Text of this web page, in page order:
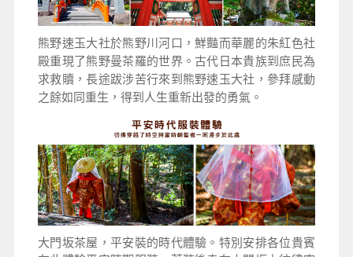
熊野速玉大社於熊野川河口，鮮豔而華麗的朱紅色社
殿重現了熊野曼茶羅的世界。古代日本貴族到庶民為
求救贖，長途跋涉苦行來到熊野速玉大社，參拜感動
之餘如同重生，得到人生重新出發的勇氣。
大門坂茶屋，平安裝的時代體驗。特別安排各位貴賓